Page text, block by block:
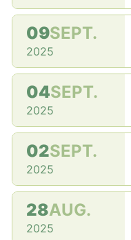
09SEPT.
2025
04SEPT.
2025
02SEPT.
2025
28AUG.
2025